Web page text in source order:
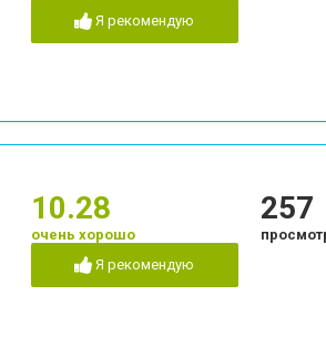
Я рекомендую
10.28
очень хорошо
Я рекомендую
257